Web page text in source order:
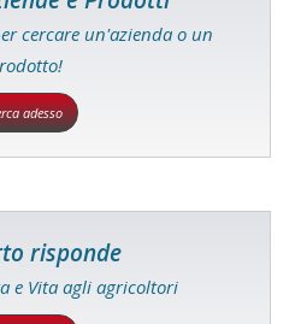
cercare un'azienda o un
adesso
risponde
e Vita agli agricoltori